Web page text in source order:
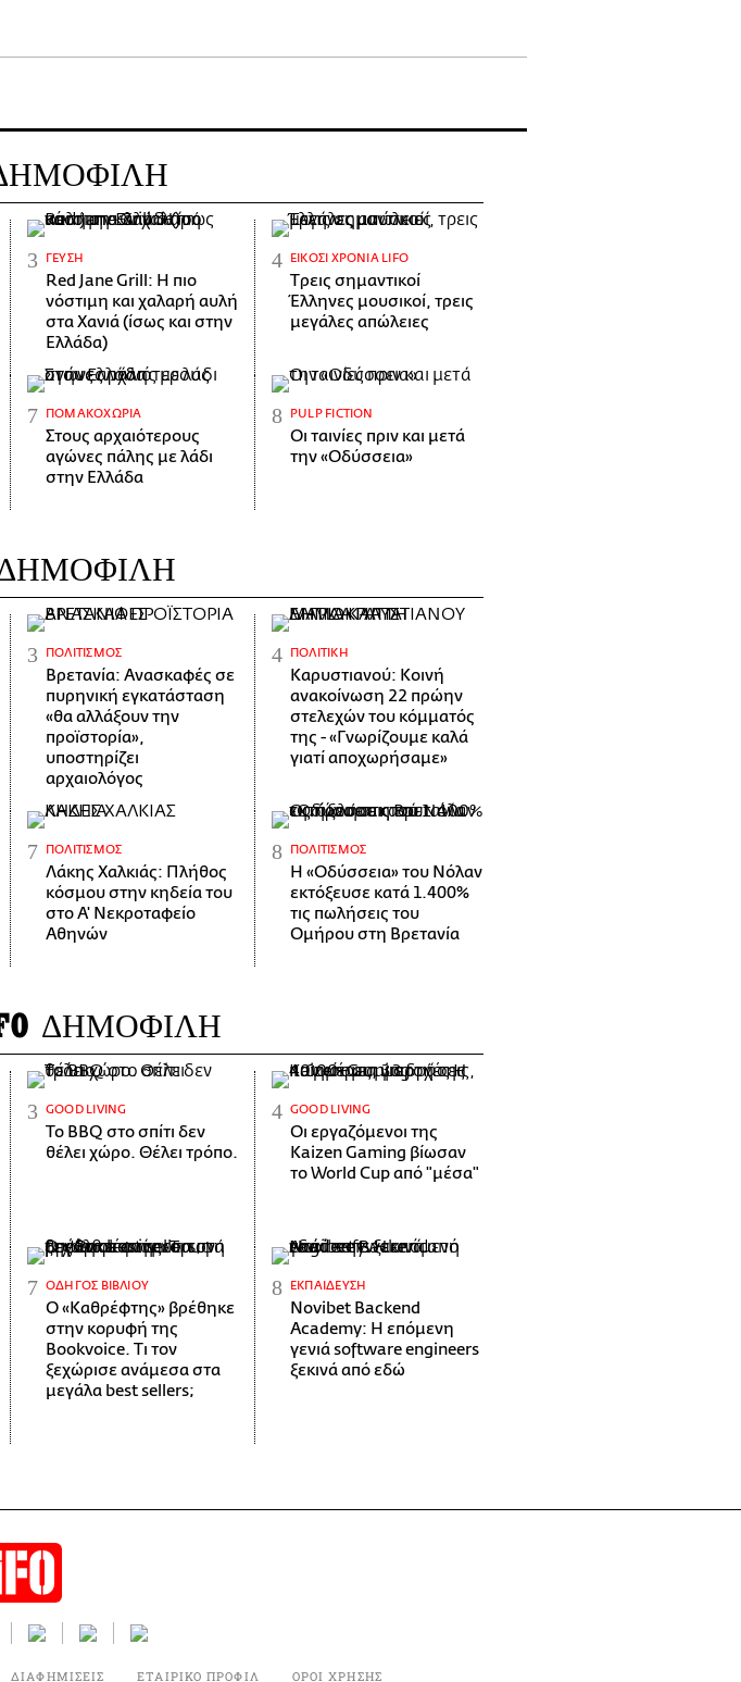
ΓΕΎΣΗ
Red Jane Grill: Η πιο
νόστιμη και χαλαρή αυλή
στα Χανιά (ίσως και στην
Ελλάδα)
ΕΊΚΟΣΙ ΧΡΌΝΙΑ LIFO
Tρεις σημαντικοί
Έλληνες μουσικοί, τρεις
μεγάλες απώλειες
ΠΟΜΑΚΟΧΏΡΙΑ
Στους αρχαιότερους
αγώνες πάλης με λάδι
στην Ελλάδα
PULP FICTION
Οι ταινίες πριν και μετά
την «Οδύσσεια»
ΠΟΛΙΤΙΣΜΌΣ
Βρετανία: Ανασκαφές σε
πυρηνική εγκατάσταση
«θα αλλάξουν την
προϊστορία»,
υποστηρίζει
αρχαιολόγος
ΠΟΛΙΤΙΚΉ
Καρυστιανού: Κοινή
ανακοίνωση 22 πρώην
στελεχών του κόμματός
της - «Γνωρίζουμε καλά
γιατί αποχωρήσαμε»
ΠΟΛΙΤΙΣΜΌΣ
Λάκης Χαλκιάς: Πλήθος
κόσμου στην κηδεία του
στο Α' Νεκροταφείο
Αθηνών
ΠΟΛΙΤΙΣΜΌΣ
Η «Οδύσσεια» του Νόλαν
εκτόξευσε κατά 1.400%
τις πωλήσεις του
Ομήρου στη Βρετανία
ΔΗΜΟΦΙΛΗ
GOOD LIVING
Το BBQ στο σπίτι δεν
θέλει χώρο. Θέλει τρόπο.
GOOD LIVING
Οι εργαζόμενοι της
Kaizen Gaming βίωσαν
το World Cup από "μέσα"
ΟΔΗΓΌΣ ΒΙΒΛΊΟΥ
Ο «Καθρέφτης» βρέθηκε
στην κορυφή της
Bookvoice. Τι τον
ξεχώρισε ανάμεσα στα
μεγάλα best sellers;
ΕΚΠΑΊΔΕΥΣΗ
Novibet Backend
Academy: Η επόμενη
γενιά software engineers
ξεκινά από εδώ
ΔΙΑΦΗΜΙΣΕΙΣ ΕΤΑΙΡΙΚΟ ΠΡΟΦΙΛ ΟΡΟΙ ΧΡΗΣΗΣ